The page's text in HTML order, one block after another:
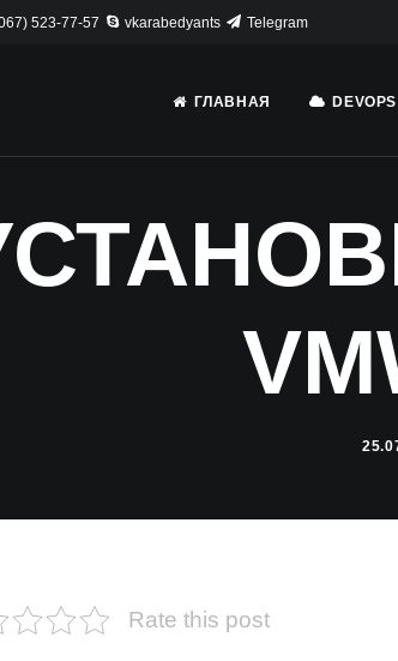
523-77-57 vkarabedyants Telegram
ГЛАВНАЯ DEVOPS
Rate this post